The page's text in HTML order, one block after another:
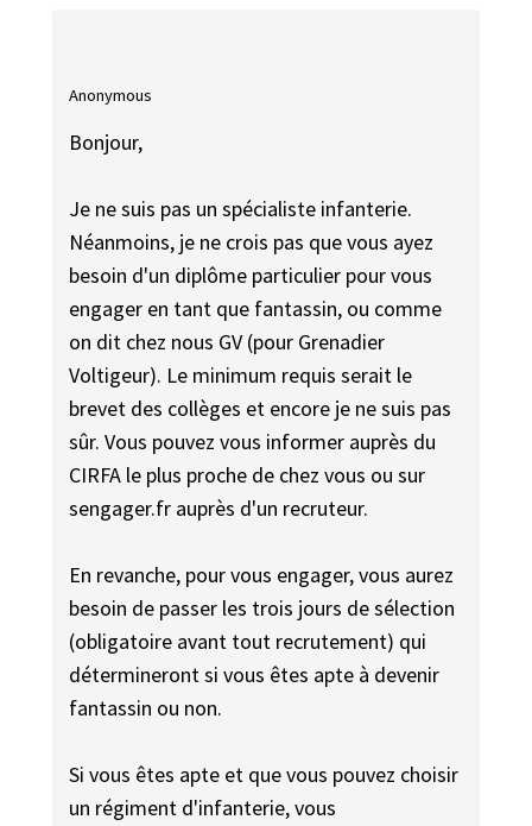
Anonymous
Bonjour,
Je ne suis pas un spécialiste infanterie.
Néanmoins, je ne crois pas que vous ayez
besoin d'un diplôme particulier pour vous
engager en tant que fantassin, ou comme
on dit chez nous GV (pour Grenadier
Voltigeur). Le minimum requis serait le
brevet des collèges et encore je ne suis pas
sûr. Vous pouvez vous informer auprès du
CIRFA le plus proche de chez vous ou sur
sengager.fr auprès d'un recruteur.
En revanche, pour vous engager, vous aurez
besoin de passer les trois jours de sélection
(obligatoire avant tout recrutement) qui
détermineront si vous êtes apte à devenir
fantassin ou non.
Si vous êtes apte et que vous pouvez choisir
un régiment d'infanterie, vous